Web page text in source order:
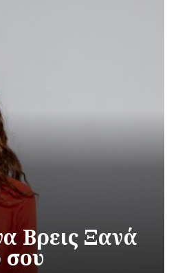
Βρεις Ξανά
σου